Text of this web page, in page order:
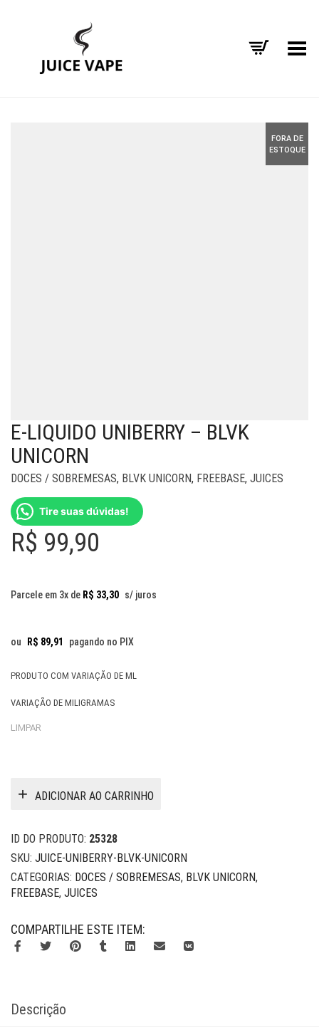
Alternar Menu
FORA DE
ESTOQUE
E-LIQUIDO UNIBERRY – BLVK
UNICORN
DOCES / SOBREMESAS, BLVK UNICORN, FREEBASE, JUICES
Tire suas dúvidas!
R$ 99,90
Parcele em 3x de R$ 33,30 s/ juros
ou R$ 89,91 pagando no PIX
PRODUTO COM VARIAÇÃO DE ML
VARIAÇÃO DE MILIGRAMAS
LIMPAR
ADICIONAR AO CARRINHO
ID DO PRODUTO: 25328
SKU: JUICE-UNIBERRY-BLVK-UNICORN
CATEGORIAS: DOCES / SOBREMESAS, BLVK UNICORN,
FREEBASE, JUICES
COMPARTILHE ESTE ITEM:
Descrição